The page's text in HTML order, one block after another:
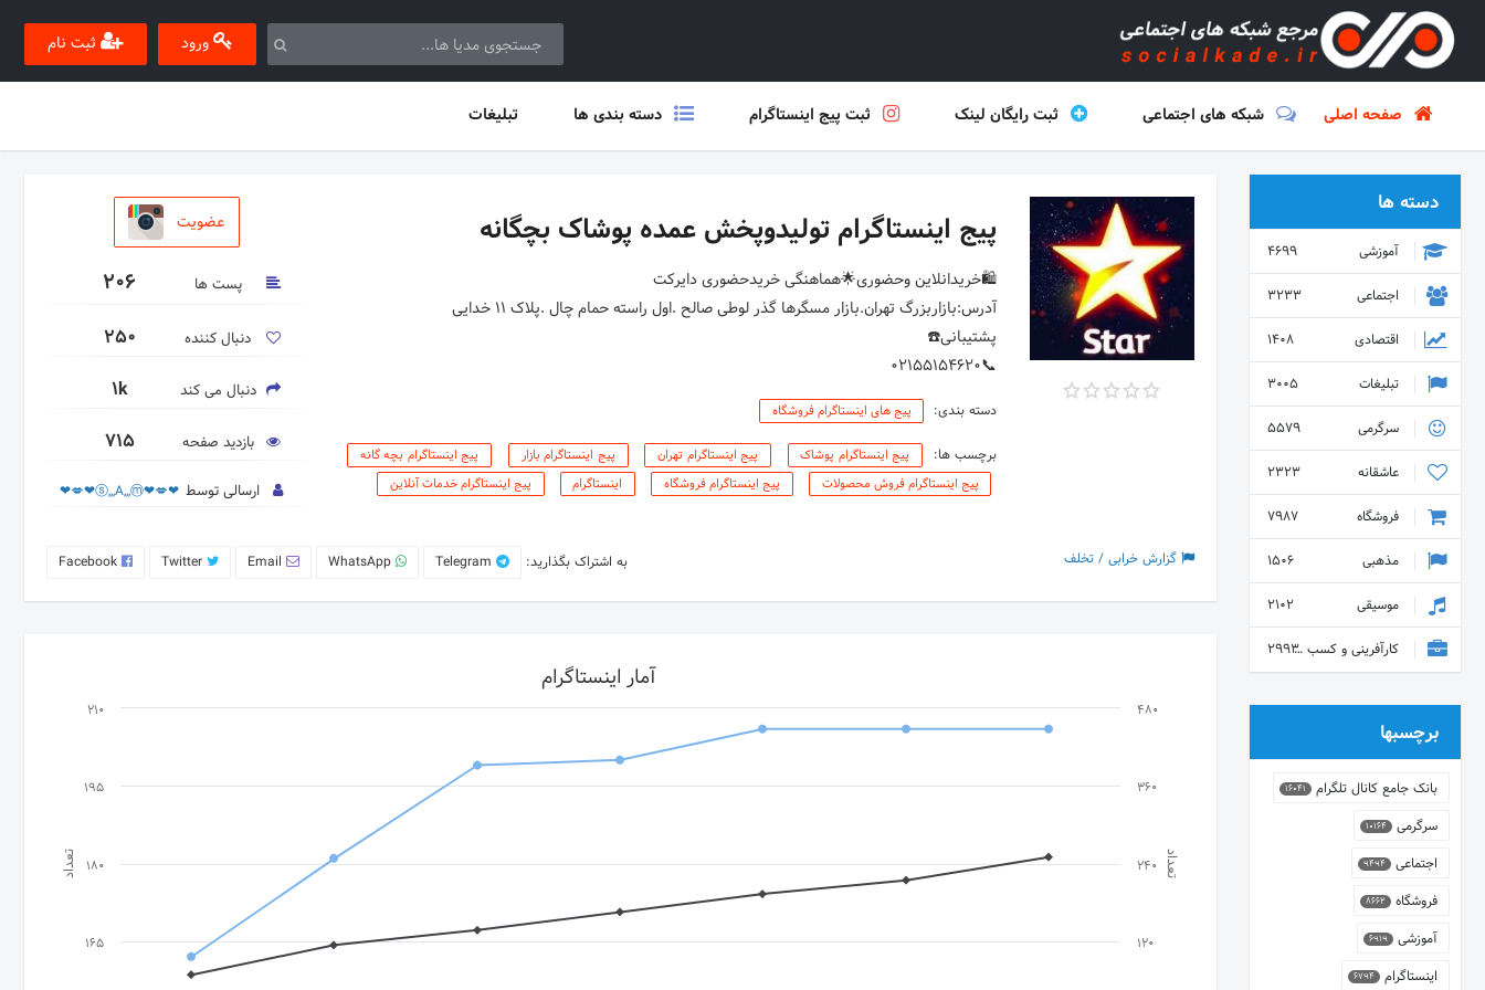
ورود ثبت نام
صفحه اصلی شبکه های اجتماعی ثبت رایگان لینک ثبت پیج اینستاگرام دسته بندی ها تبلیغات
پیج اینستاگرام تولیدوپخش عمده پوشاک بچگانه
🛍خریدانلاین وحضوری🌟هماهنگی خریدحضوری دایرکت
آدرس:بازاربزرگ تهران.بازار مسگرها گذر لوطی صالح .اول راسته حمام چال .پلاک ۱۱ خدایی
📞۰۲۱۵۵۱۵۴۶۲۰
دسته بندی: پیج های اینستاگرام فروشگاه
برچسب ها: پیج اینستاگرام پوشاک پیج اینستاگرام تهران پیج اینستاگرام بازار
پیج اینستاگرام بچه گانه
پیج اینستاگرام فروش محصولات
پیج اینستاگرام فروشگاه اینستاگرام پیج اینستاگرام خدمات آنلاین
عضویت
پست ها 206
دنبال کننده 250
دنبال می کند 1k
بازدید صفحه 715
ارسالی توسط ❤💋❤ⓢ,,,A,,,ⓜ❤💋❤
به اشتراک بگذارید: Telegram
WhatsApp
Email
Twitter
Facebook گزارش خرابی / تخلف
تعداد تعداد
آمار اینستاگرام
165
180
195
210
120
240
360
480
دسته ها
آموزشی
4699
اجتماعی
3233
اقتصادی
1408
تبلیغات
3005
سرگرمی
5579
عاشقانه
2323
فروشگاه
7987
مذهبی
1506
موسیقی
2102
کارآفرینی و کسب و کار 2993
برچسبها
بانک جامع کانال تلگرام 16041
سرگرمی 10164
اجتماعی 9494
فروشگاه 8662
آموزشی 6919
اینستاگرام 6794